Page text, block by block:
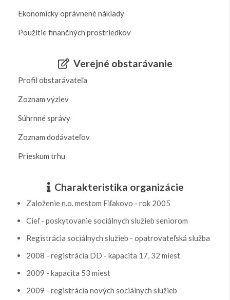
Ekonomicky oprávnené náklady
Použitie finančných prostriedkov
Verejné obstarávanie
Profil obstarávateľa
Zoznam výziev
Súhrnné správy
Zoznam dodávateľov
Prieskum trhu
Charakteristika organizácie
Založenie n.o. mestom Fiľakovo - rok 2005
Cieľ - poskytovanie sociálnych služieb seniorom
Registrácia sociálnych služieb - opatrovateľská služba
2008 - registrácia DD - kapacita 17, 32 miest
2009 - kapacita 53 miest
2009 - registrácia nových sociálnych služieb